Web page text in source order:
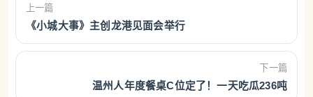
把“故乡水”瀑布、“番禺堂”搬到温州，更在亭台楼阁间
藏入传统匠心，让游客在移步换景间，领略岭南园林
的独特韵味。
山水叙事 复刻羊城八景的核心景观
上一篇
《小城大事》主创龙港见面会举行
下一篇
温州人年度餐桌C位定了！一天吃瓜236吨